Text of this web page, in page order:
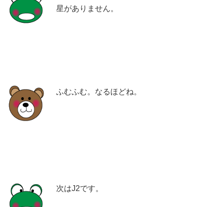
星がありません。
ふむふむ。なるほどね。
次はJ2です。